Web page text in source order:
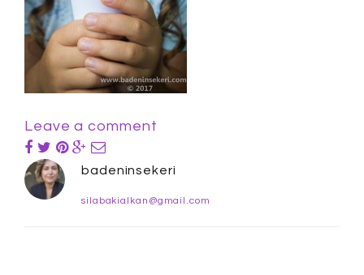
Leave a comment
badeninsekeri
silabakialkan@gmail.com